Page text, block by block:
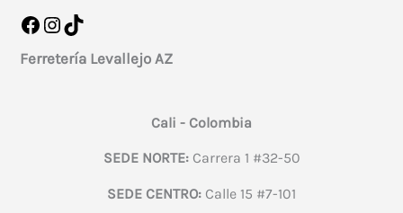
Facebook
Instagram
TikTok
Ferretería Levallejo AZ
Cali - Colombia
SEDE NORTE:Carrera 1 #32-50
SEDE CENTRO: Calle 15 #7-101